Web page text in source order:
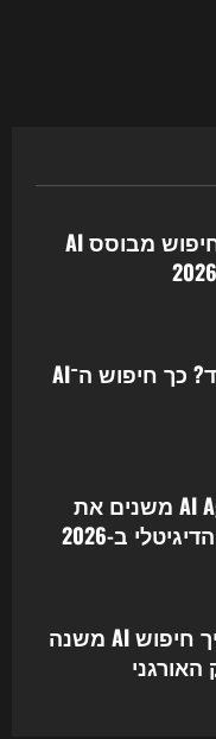
המהפכה השקטה ב-SEO: איך חיפוש מבוסס AI
האם ה־SEO של 2026 עדיין עובד? כך חיפוש ה־AI
המהפכה שכבר כאן: איך AI Agents משנים את
המהפכה השקטה של 2026: איך חיפוש AI משנה